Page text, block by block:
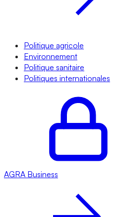
Politique agricole
Environnement
Politique sanitaire
Politiques internationales
AGRA Business